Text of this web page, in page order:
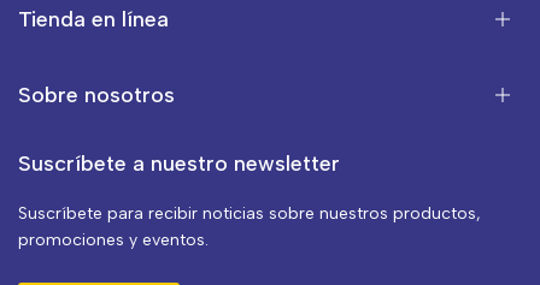
Tienda en línea
Sobre nosotros
Suscríbete a nuestro newsletter
Suscríbete para recibir noticias sobre nuestros productos,
promociones y eventos.